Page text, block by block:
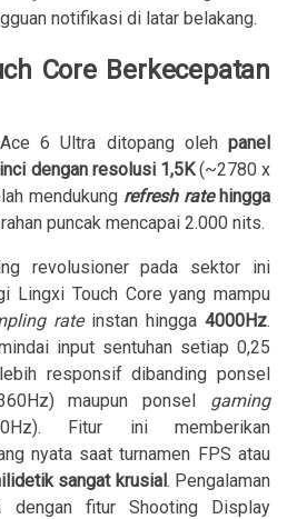
notifikasi di latar belakang.
Core Berkecepatan
6 Ultra ditopang oleh panel
dengan resolusi 1,5K(~2780 x
mendukung refresh rate hingga
puncak mencapai 2.000 nits.
revolusioner pada sektor ini
Lingxi Touch Core yang mampu
rate instan hingga 4000Hz.
input sentuhan setiap 0,25
responsif dibanding ponsel
maupun ponsel gaming
Fitur ini memberikan
nyata saat turnamen FPS atau
sangat krusial. Pengalaman
dengan fitur Shooting Display